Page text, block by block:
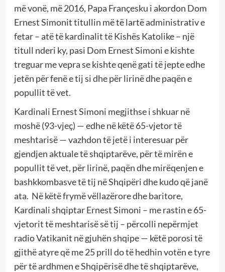
më vonë, më 2016, Papa Françesku i akordon Dom
Ernest Simonit titullin më të lartë administrativ e
fetar – atë të kardinalit të Kishës Katolike – një
titull nderi ky, pasi Dom Ernest Simoni e kishte
treguar me vepra se kishte qenë gati të jepte edhe
jetën për fenë e tij si dhe për lirinë dhe paqën e
popullit të vet.
Kardinali Ernest Simoni megjithse i shkuar në
moshë (93-vjeç) — edhe në këtë 65-vjetor të
meshtarisë — vazhdon të jetë i interesuar për
gjendjen aktuale të shqiptarëve, për të mirën e
popullit të vet, për lirinë, paqën dhe mirëqenjen e
bashkkombasve të tij në Shqipëri dhe kudo që janë
ata. Në këtë frymë vëllazërore dhe baritore,
Kardinali shqiptar Ernest Simoni – me rastin e 65-
vjetorit të meshtarisë së tij – përcolli nepërmjet
radio Vatikanit në gjuhën shqipe — këtë porosi të
gjithë atyre që me 25 prill do të hedhin votën e tyre
për të ardhmen e Shqipërisë dhe të shqiptarëve,